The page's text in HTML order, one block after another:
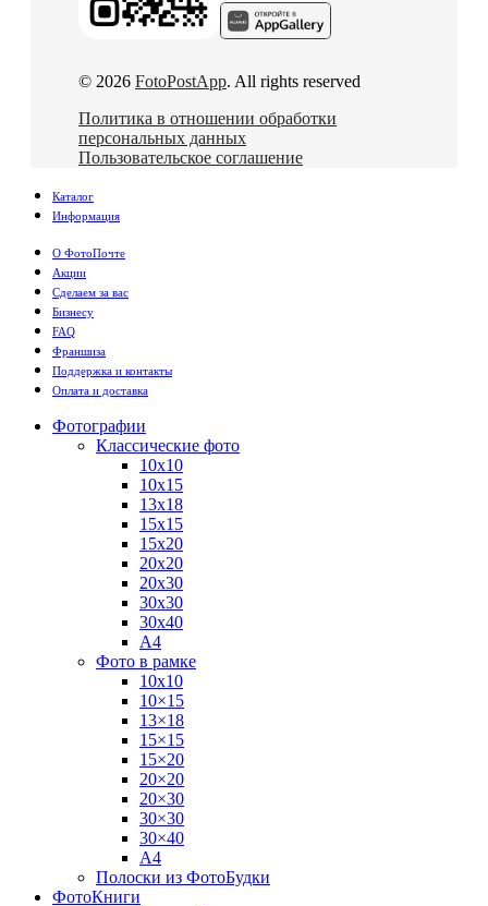
© 2026 FotoPostApp. All rights reserved
Политика в отношении обработки
персональных данных
Пользовательское соглашение
Каталог
Информация
О ФотоПочте
Акции
Сделаем за вас
Бизнесу
FAQ
Франшиза
Поддержка и контакты
Оплата и доставка
Фотографии
Классические фото
10х10
10х15
13х18
15х15
15х20
20х20
20х30
30х30
30х40
А4
Фото в рамке
10х10
10×15
13×18
15×15
15×20
20×20
20×30
30×30
30×40
A4
Полоски из ФотоБудки
ФотоКниги